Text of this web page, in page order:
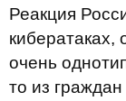
Реакция
кибератаках,
очень
то из